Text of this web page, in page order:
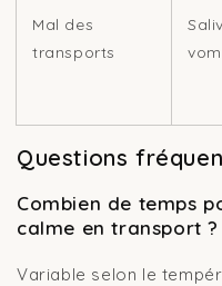
Mal des
transports
Questions
Combien de temps
calme en transport ?
Variable selon le